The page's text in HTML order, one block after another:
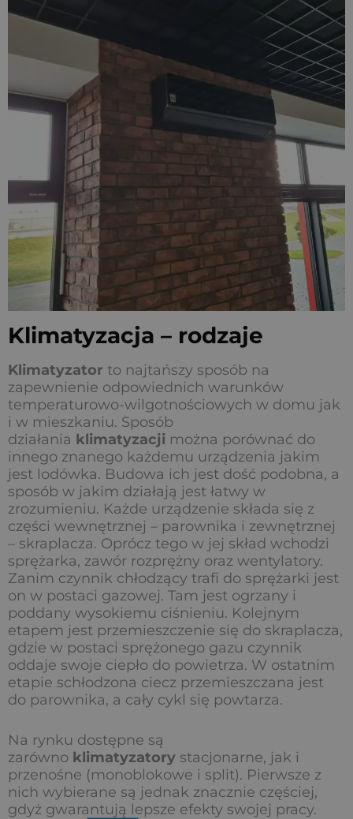
Klimatyzacja – rodzaje
Klimatyzator to najtańszy sposób na
zapewnienie odpowiednich warunków
temperaturowo-wilgotnościowych w domu jak
i w mieszkaniu. Sposób
działania klimatyzacji można porównać do
innego znanego każdemu urządzenia jakim
jest lodówka. Budowa ich jest dość podobna, a
sposób w jakim działają jest łatwy w
zrozumieniu. Każde urządzenie składa się z
części wewnętrznej – parownika i zewnętrznej
– skraplacza. Oprócz tego w jej skład wchodzi
sprężarka, zawór rozprężny oraz wentylatory.
Zanim czynnik chłodzący trafi do sprężarki jest
on w postaci gazowej. Tam jest ogrzany i
poddany wysokiemu ciśnieniu. Kolejnym
etapem jest przemieszczenie się do skraplacza,
gdzie w postaci sprężonego gazu czynnik
oddaje swoje ciepło do powietrza. W ostatnim
etapie schłodzona ciecz przemieszczana jest
do parownika, a cały cykl się powtarza.
Na rynku dostępne są
zarówno klimatyzatory stacjonarne, jak i
przenośne (monoblokowe i split). Pierwsze z
nich wybierane są jednak znacznie częściej,
gdyż gwarantują lepsze efekty swojej pracy.